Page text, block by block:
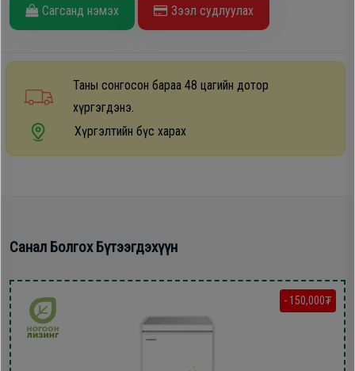
Ухаалаг
Цаг
хэрэгсэл
Сагсанд нэмэх Зээл судлуулах
Таны сонгосон бараа 48 цагийн дотор
хүргэгдэнэ.
Хүргэлтийн бүс харах
Санал Болгох Бүтээгдэхүүн
- 150,000₮